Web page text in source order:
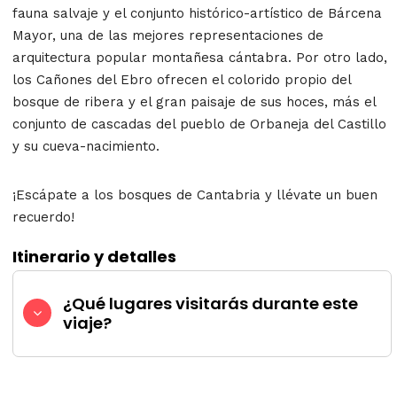
fauna salvaje y el conjunto histórico-artístico de Bárcena
Mayor, una de las mejores representaciones de
arquitectura popular montañesa cántabra. Por otro lado,
los Cañones del Ebro ofrecen el colorido propio del
bosque de ribera y el gran paisaje de sus hoces, más el
conjunto de cascadas del pueblo de Orbaneja del Castillo
y su cueva-nacimiento.
¡Escápate a los bosques de Cantabria y llévate un buen
recuerdo!
Itinerario y detalles
¿Qué lugares visitarás durante este
viaje?